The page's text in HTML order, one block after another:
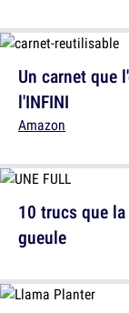
10 trucs que
gueule
Un carnet que
l'INFINI
Amazon